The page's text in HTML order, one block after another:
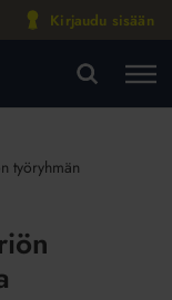
Kirjaudu sisään
työryhmän